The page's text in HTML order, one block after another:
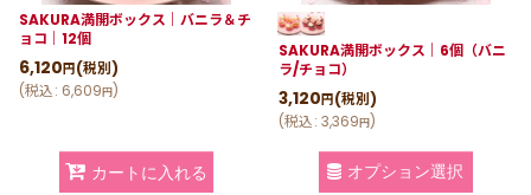
SAKURA満開ボックス｜バニラ＆チ
ョコ｜12個
6,120 円(税別)
(税込: 6,609円)
カートに入れる
SAKURA満開ボックス｜6個（バニ
ラ/チョコ）
3,120 円(税別)
(税込: 3,369円)
オプション選択